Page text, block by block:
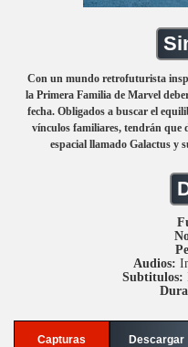
Con un mundo retrofuturista
la Primera Familia de Marvel
fecha. Obligados a buscar el
vínculos familiares, tendrán que
espacial llamado Galactus y
Audios:
Subtitulos:
Capturas Descargar